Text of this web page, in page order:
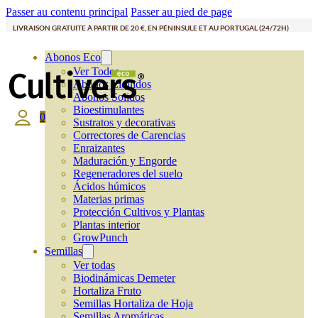
Passer au contenu principal Passer au pied de page
LIVRAISON GRATUITE À PARTIR DE 20 €, EN PÉNINSULE ET AU PORTUGAL (24/72H)
Abonos Eco
Ver Todos
Abonos Líquidos
Abonos Solidos
Bioestimulantes
Sustratos y decorativas
Correctores de Carencias
Enraizantes
Maduración y Engorde
Regeneradores del suelo
Ácidos húmicos
Materias primas
Protección Cultivos y Plantas
Plantas interior
GrowPunch
Semillas
Ver todas
Biodinámicas Demeter
Hortaliza Fruto
Semillas Hortaliza de Hoja
0